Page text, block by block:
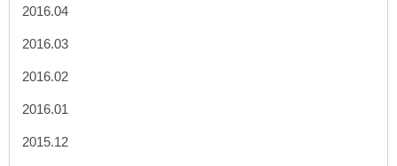
2016.04
2016.03
2016.02
2016.01
2015.12